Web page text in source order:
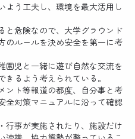
よう工夫し、環境を最大活用し
と危険なので、大学グラウンド
のルールを決め安全を第一に考
園児と一緒に遊び自然な交流を
るよう考えられている。
ント等報道の都度、自分事と考
全対策マニュアルに沿って確認
行事が実施されたり、施設だけ